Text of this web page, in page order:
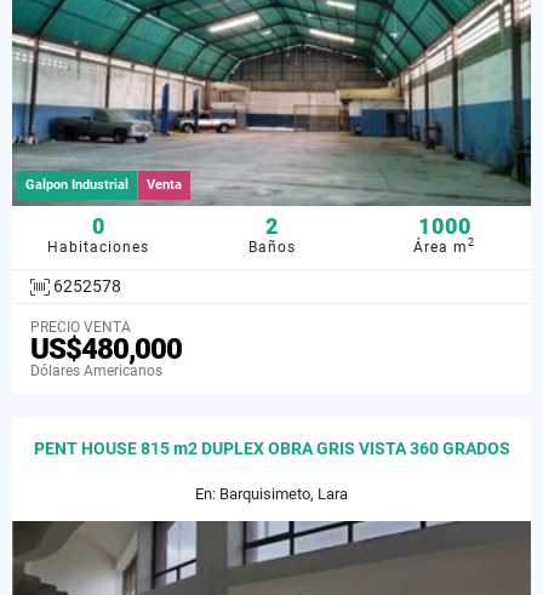
Galpon Industrial Venta
0
Habitaciones
2
Baños
1000
Área m2
6252578
PRECIO VENTA
US$480,000
Dólares Americanos
PENT HOUSE 815 m2 DUPLEX OBRA GRIS VISTA 360 GRADOS
En: Barquisimeto, Lara